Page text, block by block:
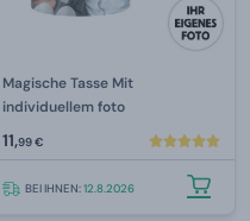
Magische Tasse Mit
individuellem foto
11,99 €
BEI IHNEN:12.8.2026